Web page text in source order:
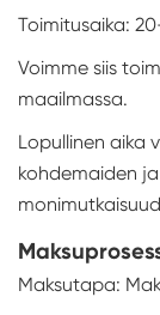
Toimitusaika:
Voimme siis
maailmassa.
Lopullinen aika
kohdemaiden
Maksutapa: